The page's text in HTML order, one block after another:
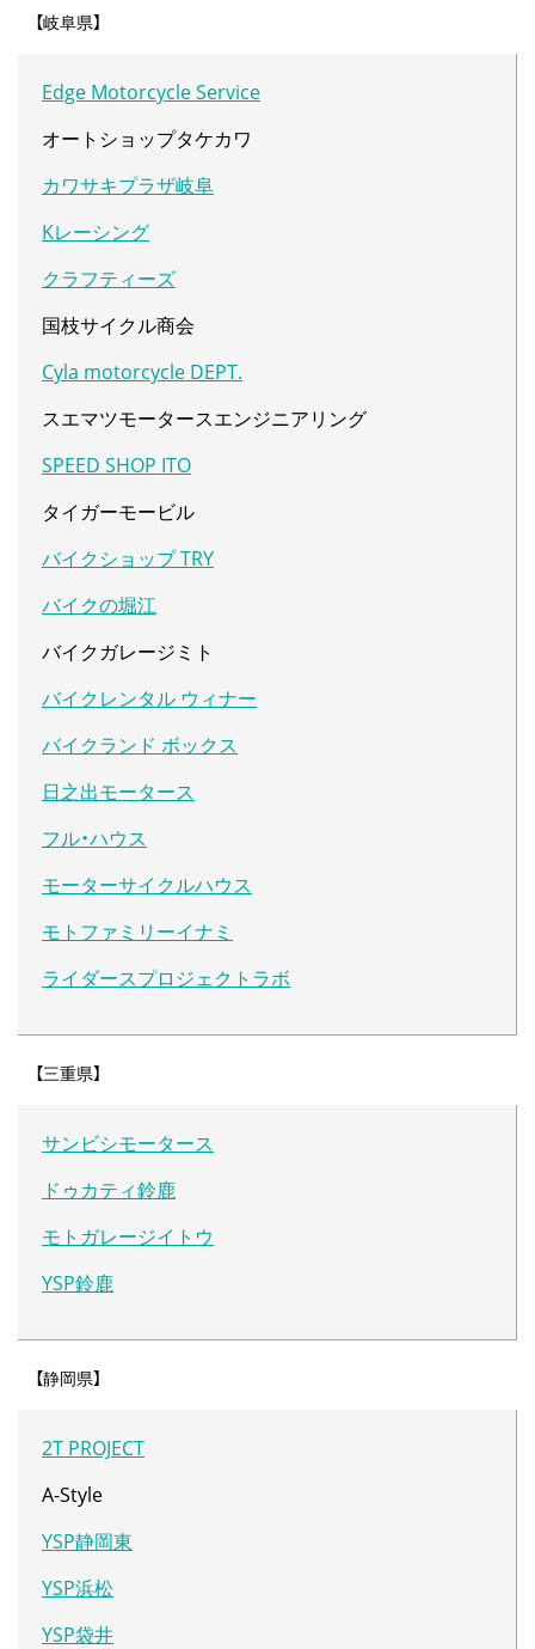
【岐阜県】
Edge Motorcycle Service
オートショップタケカワ
カワサキプラザ岐阜
Kレーシング
クラフティーズ
国枝サイクル商会
Cyla motorcycle DEPT.
スエマツモータースエンジニアリング
SPEED SHOP ITO
タイガーモービル
バイクショップ TRY
バイクの堀江
バイクガレージミト
バイクレンタル ウィナー
バイクランド ボックス
日之出モータース
フル・ハウス
モーターサイクルハウス
モトファミリーイナミ
ライダースプロジェクトラボ
【三重県】
サンビシモータース
ドゥカティ鈴鹿
モトガレージイトウ
YSP鈴鹿
【静岡県】
2T PROJECT
A-Style
YSP静岡東
YSP浜松
YSP袋井